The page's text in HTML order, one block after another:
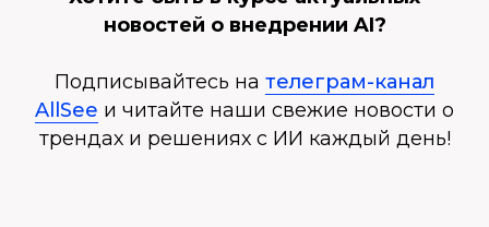
новостей о внедрении AI?
Подписывайтесь на телеграм-канал
AllSee и читайте наши свежие новости о
трендах и решениях с ИИ каждый день!